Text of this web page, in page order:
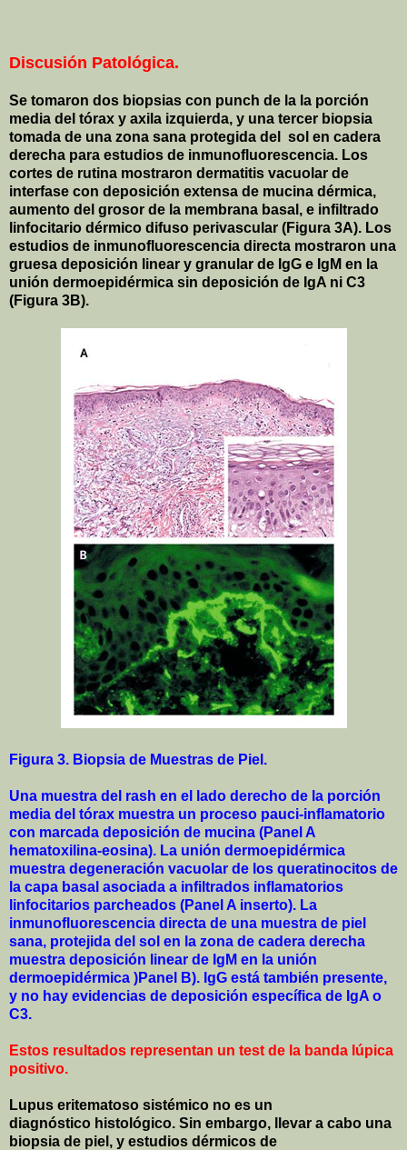
Discusión Patológica.
Se tomaron dos biopsias con punch de la la porción
media del tórax y axila izquierda, y una tercer biopsia
tomada de una zona sana protegida del
sol en cadera
derecha para estudios de inmunofluorescencia. Los
cortes de rutina mostraron dermatitis vacuolar de
interfase con deposición extensa de mucina dérmica,
aumento del grosor de la membrana basal, e infiltrado
linfocitario dérmico difuso perivascular (Figura 3A). Los
estudios de inmunofluorescencia directa mostraron una
gruesa deposición linear y granular de IgG e IgM en la
unión dermoepidérmica sin deposición de IgA ni C3
(Figura 3B).
Figura 3. Biopsia de Muestras de Piel.
Una muestra del rash en el lado derecho de la porción
media del tórax muestra un proceso pauci-inflamatorio
con marcada deposición de mucina (Panel A
hematoxilina-eosina). La unión dermoepidérmica
muestra degeneración vacuolar de los queratinocitos de
la capa basal asociada a infiltrados inflamatorios
linfocitarios parcheados (Panel A inserto). La
inmunofluorescencia directa de una muestra de piel
sana, protejida del sol en la zona de cadera derecha
muestra deposición linear de IgM en la unión
dermoepidérmica )Panel B). IgG está también presente,
y no hay evidencias de deposición específica de IgA o
C3.
Estos resultados representan un test de la banda lúpica
positivo.
Lupus eritematoso sistémico no es un
diagnóstico histológico. Sin embargo, llevar a cabo una
biopsia de piel, y estudios dérmicos de